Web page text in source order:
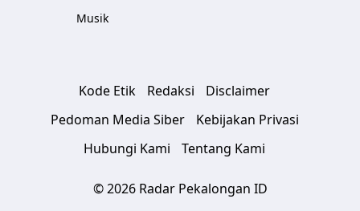
Musik
Kode Etik Redaksi
Disclaimer
Pedoman Media Siber
Kebijakan Privasi
Hubungi Kami
Tentang Kami
© 2026 Radar Pekalongan ID